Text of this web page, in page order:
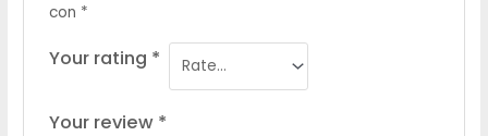
con *
Your rating *
Your review *